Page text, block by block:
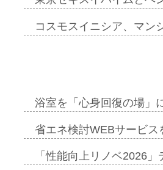
コスモスイニシア、マン
浴室を「心身回復の場」
省エネ検討WEBサービ
「性能向上リノベ2026